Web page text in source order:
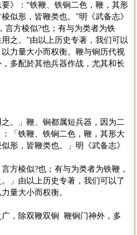
》： “铁鞭、铁锏二色，鞭，其形
似形，皆鞭类也。 ”明《武备志》
言方棱似?也；有与为类者为铁
之。 ”由以上历史专著，我们可以
力量大小而权衡。鞭与锏历代视
多配於其他兵器作战，尤其和长
。」鞭、锏都属短兵器，因为二
「铁鞭、铁锏二色，鞭，其形大
形，皆鞭类也。」明《武备志》
方棱似?也；有与为类者为铁鞭，
」由以上历史专著，我们可以了
量大小而权衡。
，除双鞭双锏 鞭锏门神外，多